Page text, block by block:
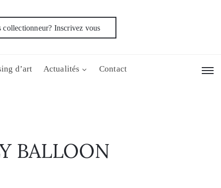
collectionneur? Inscrivez vous
d’art Actualités Contact
BALLOON